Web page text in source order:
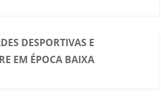
DESPORTIVAS E
EM ÉPOCA BAIXA